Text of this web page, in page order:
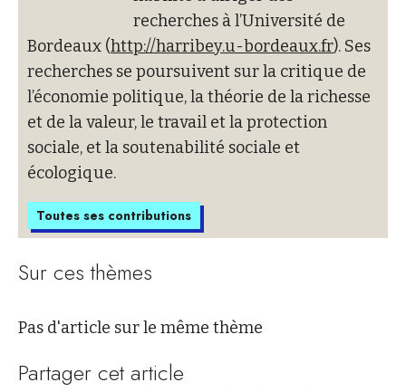
recherches à l’Université de
Bordeaux (http://harribey.u-bordeaux.fr). Ses
recherches se poursuivent sur la critique de
l’économie politique, la théorie de la richesse
et de la valeur, le travail et la protection
sociale, et la soutenabilité sociale et
écologique.
Toutes ses contributions
Sur ces thèmes
Pas d'article sur le même thème
Partager cet article